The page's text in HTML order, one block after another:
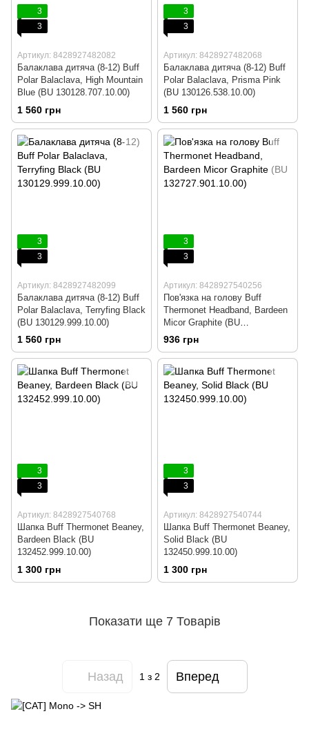
3
3
Артикул: 8428927482082
Балаклава дитяча (8-12) Buff
Polar Balaclava, High Mountain
Blue (BU 130128.707.10.00)
1 560 грн
3
3
Артикул: 8428927482068
Балаклава дитяча (8-12) Buff
Polar Balaclava, Prisma Pink
(BU 130126.538.10.00)
1 560 грн
3
3
Артикул: 8428927482099
Балаклава дитяча (8-12) Buff
Polar Balaclava, Terryfing Black
(BU 130129.999.10.00)
1 560 грн
3
3
Артикул: 8428927540256
Пов'язка на голову Buff
Thermonet Headband, Bardeen
Micor Graphite (BU
132727.901.10.00)
936 грн
3
3
Артикул: 8428927540768
Шапка Buff Thermonet Beaney,
Bardeen Black (BU
132452.999.10.00)
1 300 грн
3
3
Артикул: 8428927540744
Шапка Buff Thermonet Beaney,
Solid Black (BU
132450.999.10.00)
1 300 грн
Показати ще 7 Товарів
Назад 1 з 2 Вперед